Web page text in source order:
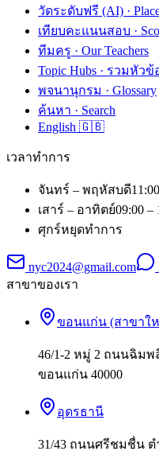
วัดระดับฟรี (AI) ·
เทียบคะแนนสอบ ·
ทีมครู · Our Teachers
Topic Hubs · รวมหัวข้
พจนานุกรม · Glossary
ค้นหา · Search
English 🇬🇧
เวลาทำการ
จันทร์ – พฤหัสบดี
เสาร์ – อาทิตย์09:00 –
ศุกร์หยุดทำการ
nyc2024@gmail.com
สาขาของเรา
ขอนแก่น (สาขาใ
46/1-2 หมู่ 2 ถนนฉิมพ
ขอนแก่น 40000
อุดรธานี
31/43 ถนนศรีชมชื่น ต